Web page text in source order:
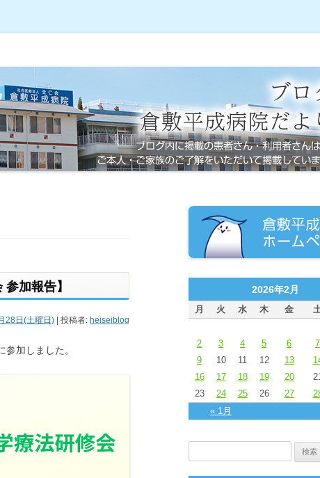
加報告】
28日(土曜日)| 投稿者: heiseiblog
加しました。
2026年2月
月 火 水 木 金
« 1月
2
3 4 5 6 7
9
10 11 12 13
16
17 18 19 20
23
24 25 26 27